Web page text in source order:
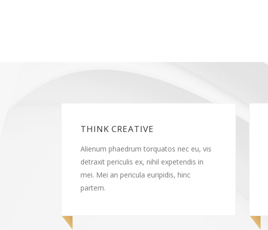
THINK CREATIVE
Alienum phaedrum torquatos nec eu, vis
detraxit periculis ex, nihil expetendis in
mei. Mei an pericula euripidis, hinc
partem.